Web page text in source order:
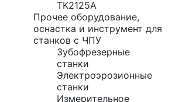
TK2125A
Прочее оборудование,
оснастка и инструмент для
станков с ЧПУ
Зубофрезерные
станки
Электроэрозионные
станки
Измерительное